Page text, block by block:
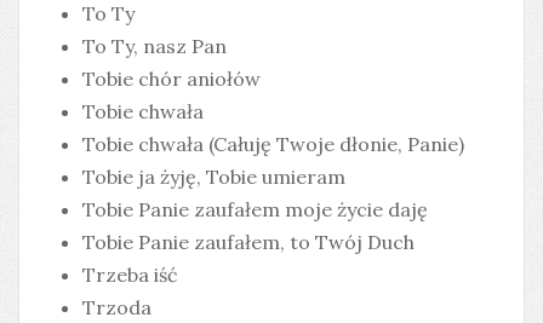
To Ty
To Ty, nasz Pan
Tobie chór aniołów
Tobie chwała
Tobie chwała (Całuję Twoje dłonie, Panie)
Tobie ja żyję, Tobie umieram
Tobie Panie zaufałem moje życie daję
Tobie Panie zaufałem, to Twój Duch
Trzeba iść
Trzoda